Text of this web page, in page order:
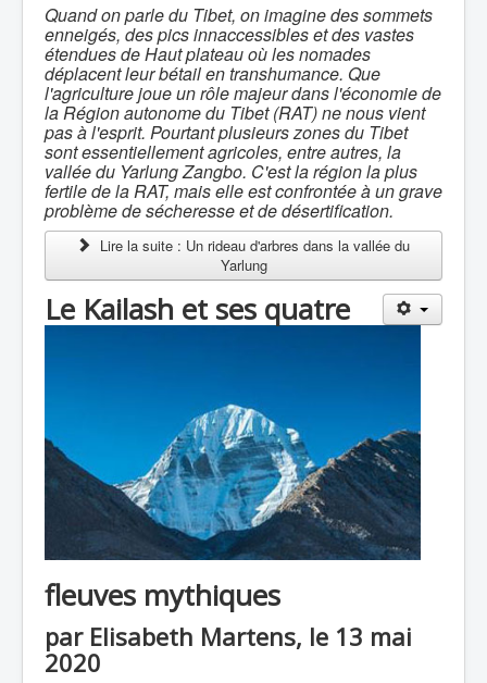
Quand on parle du Tibet, on imagine des sommets
enneigés, des pics innaccessibles et des vastes
étendues de Haut plateau où les nomades
déplacent leur bétail en transhumance. Que
l'agriculture joue un rôle majeur dans l'économie de
la Région autonome du Tibet (RAT) ne nous vient
pas à l'esprit. Pourtant plusieurs zones du Tibet
sont essentiellement agricoles, entre autres, la
vallée du Yarlung Zangbo. C'est la région la plus
fertile de la RAT, mais elle est confrontée à un grave
problème de sécheresse et de désertification.
Lire la suite : Un rideau d'arbres dans la vallée du
Yarlung
Le Kailash et ses quatre
fleuves mythiques
par Elisabeth Martens, le 13 mai
2020